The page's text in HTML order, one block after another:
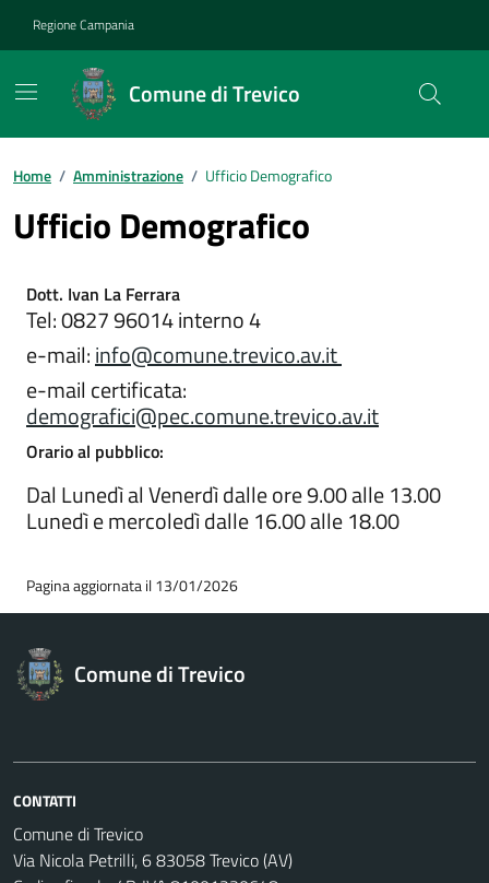
Regione Campania
Comune di Trevico
Home / Amministrazione / Ufficio Demografico
Ufficio Demografico
Dott. Ivan La Ferrara
Tel: 0827 96014 interno 4
e-mail:info@comune.trevico.av.it
e-mail certificata:
demografici@pec.comune.trevico.av.it
Orario al pubblico:
Dal Lunedì al Venerdì dalle ore 9.00 alle 13.00
Lunedì e mercoledì dalle 16.00 alle 18.00
Pagina aggiornata il 13/01/2026
Comune di Trevico
CONTATTI
Comune di Trevico
Via Nicola Petrilli, 6 83058 Trevico (AV)